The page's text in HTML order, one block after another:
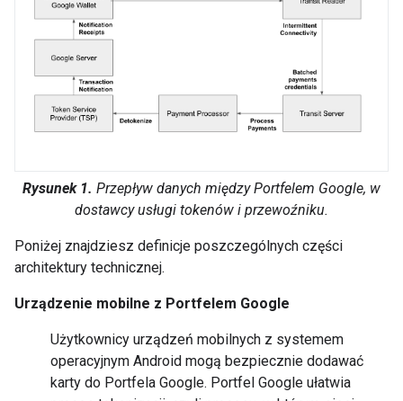
Rysunek 1. Przepływ danych między Portfelem Google, w
dostawcy usługi tokenów i przewoźniku.
Poniżej znajdziesz definicje poszczególnych części
architektury technicznej.
Urządzenie mobilne z Portfelem Google
Użytkownicy urządzeń mobilnych z systemem
operacyjnym Android mogą bezpiecznie dodawać
karty do Portfela Google. Portfel Google ułatwia